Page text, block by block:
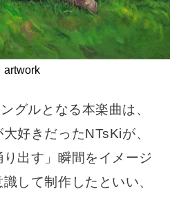
artwork
グルとなる本楽曲は、
好きだったNTsKiが、
り出す」瞬間をイメージ
して制作したといい、